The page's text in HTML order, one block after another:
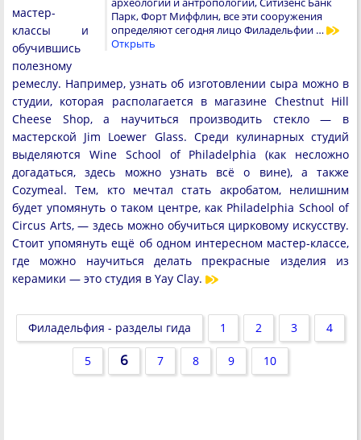
Парк, Форт Миффлин, все эти сооружения
определяют сегодня лицо Филадельфии …
Открыть
мастер-
классы и
обучившись
полезному
ремеслу. Например, узнать об изготовлении сыра можно в
студии, которая располагается в магазине Chestnut Hill
Cheese Shop, а научиться производить стекло — в
мастерской Jim Loewer Glass. Среди кулинарных студий
выделяются Wine School of Philadelphia (как несложно
догадаться, здесь можно узнать всё о вине), а также
Cozymeal. Тем, кто мечтал стать акробатом, нелишним
будет упомянуть о таком центре, как Philadelphia School of
Circus Arts, — здесь можно обучиться цирковому искусству.
Стоит упомянуть ещё об одном интересном мастер-классе,
где можно научиться делать прекрасные изделия из
керамики — это студия в Yay Clay.
Филадельфия - разделы гида 1 2 3 4
5 6 7 8 9 10